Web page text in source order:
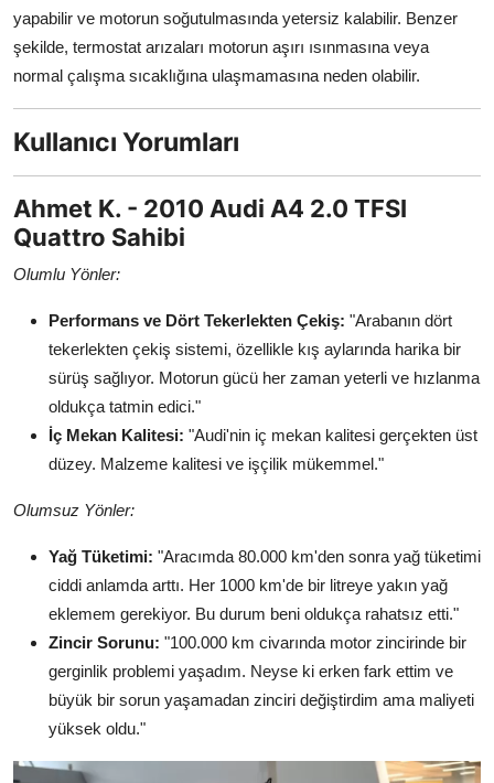
yapabilir ve motorun soğutulmasında yetersiz kalabilir. Benzer
şekilde, termostat arızaları motorun aşırı ısınmasına veya
normal çalışma sıcaklığına ulaşmamasına neden olabilir.
Kullanıcı Yorumları
Ahmet K. - 2010 Audi A4 2.0 TFSI
Quattro Sahibi
Olumlu Yönler:
Performans ve Dört Tekerlekten Çekiş: "Arabanın dört
tekerlekten çekiş sistemi, özellikle kış aylarında harika bir
sürüş sağlıyor. Motorun gücü her zaman yeterli ve hızlanma
oldukça tatmin edici."
İç Mekan Kalitesi: "Audi'nin iç mekan kalitesi gerçekten üst
düzey. Malzeme kalitesi ve işçilik mükemmel."
Olumsuz Yönler:
Yağ Tüketimi: "Aracımda 80.000 km'den sonra yağ tüketimi
ciddi anlamda arttı. Her 1000 km'de bir litreye yakın yağ
eklemem gerekiyor. Bu durum beni oldukça rahatsız etti."
Zincir Sorunu: "100.000 km civarında motor zincirinde bir
gerginlik problemi yaşadım. Neyse ki erken fark ettim ve
büyük bir sorun yaşamadan zinciri değiştirdim ama maliyeti
yüksek oldu."